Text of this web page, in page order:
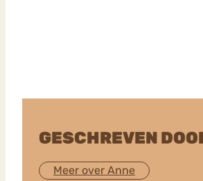
GESCHREVEN
Meer over Anne